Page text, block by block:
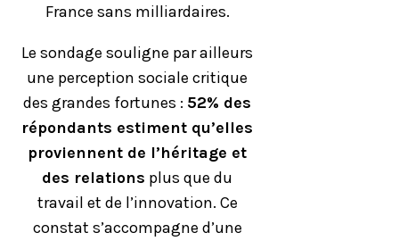
France sans milliardaires.
Le sondage souligne par ailleurs
une perception sociale critique
des grandes fortunes : 52% des
répondants estiment qu’elles
proviennent de l’héritage et
des relations plus que du
travail et de l’innovation. Ce
constat s’accompagne d’une